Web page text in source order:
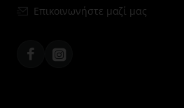
Επικοινωνήστε μαζί μας
FacebookInstagram